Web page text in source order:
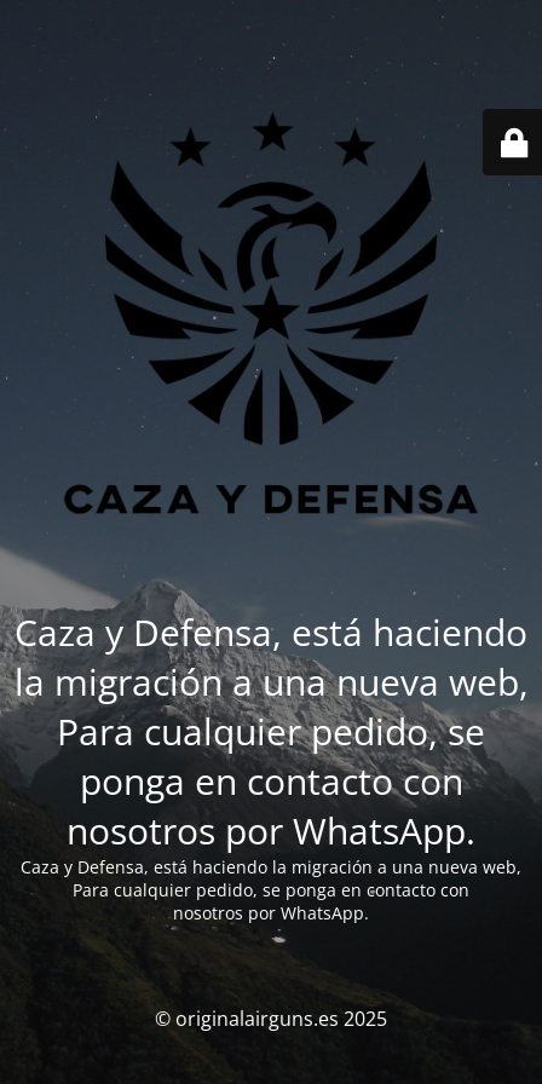
Caza y Defensa, está haciendo
la migración a una nueva web,
Para cualquier pedido, se
ponga en contacto con
nosotros por WhatsApp.
Caza y Defensa, está haciendo la migración a una nueva web,
Para cualquier pedido, se ponga en contacto con
nosotros por WhatsApp.
© originalairguns.es 2025